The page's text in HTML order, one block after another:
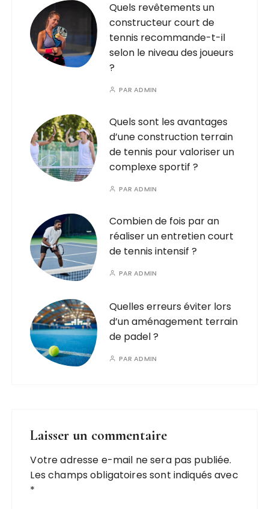
Quels revêtements un
constructeur court de
tennis recommande-t-il
selon le niveau des joueurs
?
PARADMIN
Quels sont les avantages
d’une construction terrain
de tennis pour valoriser un
complexe sportif ?
PARADMIN
Combien de fois par an
réaliser un entretien court
de tennis intensif ?
PARADMIN
Quelles erreurs éviter lors
d’un aménagement terrain
de padel ?
PARADMIN
Laisser un commentaire
Votre adresse e-mail ne sera pas publiée.
Les champs obligatoires sont indiqués avec
*